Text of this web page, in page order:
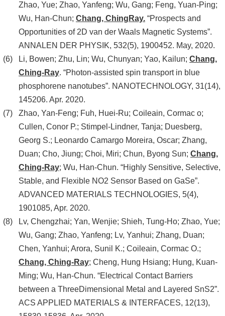
Zhao, Yue; Zhao, Yanfeng; Wu, Gang; Feng, Yuan-Ping;
Wu, Han-Chun; Chang, ChingRay. “Prospects and
Opportunities of 2D van der Waals Magnetic Systems”.
ANNALEN DER PHYSIK, 532(5), 1900452. May, 2020.
Li, Bowen; Zhu, Lin; Wu, Chunyan; Yao, Kailun; Chang,
Ching-Ray. “Photon-assisted spin transport in blue
phosphorene nanotubes”. NANOTECHNOLOGY, 31(14),
145206. Apr. 2020.
Zhao, Yan-Feng; Fuh, Huei-Ru; Coileain, Cormac o;
Cullen, Conor P.; Stimpel-Lindner, Tanja; Duesberg,
Georg S.; Leonardo Camargo Moreira, Oscar; Zhang,
Duan; Cho, Jiung; Choi, Miri; Chun, Byong Sun; Chang,
Ching-Ray; Wu, Han-Chun. “Highly Sensitive, Selective,
Stable, and Flexible NO2 Sensor Based on GaSe”.
ADVANCED MATERIALS TECHNOLOGIES, 5(4),
1901085, Apr. 2020.
Lv, Chengzhai; Yan, Wenjie; Shieh, Tung-Ho; Zhao, Yue;
Wu, Gang; Zhao, Yanfeng; Lv, Yanhui; Zhang, Duan;
Chen, Yanhui; Arora, Sunil K.; Coileain, Cormac O.;
Chang, Ching-Ray; Cheng, Hung Hsiang; Hung, Kuan-
Ming; Wu, Han-Chun. “Electrical Contact Barriers
between a ThreeDimensional Metal and Layered SnS2”.
ACS APPLIED MATERIALS & INTERFACES, 12(13),